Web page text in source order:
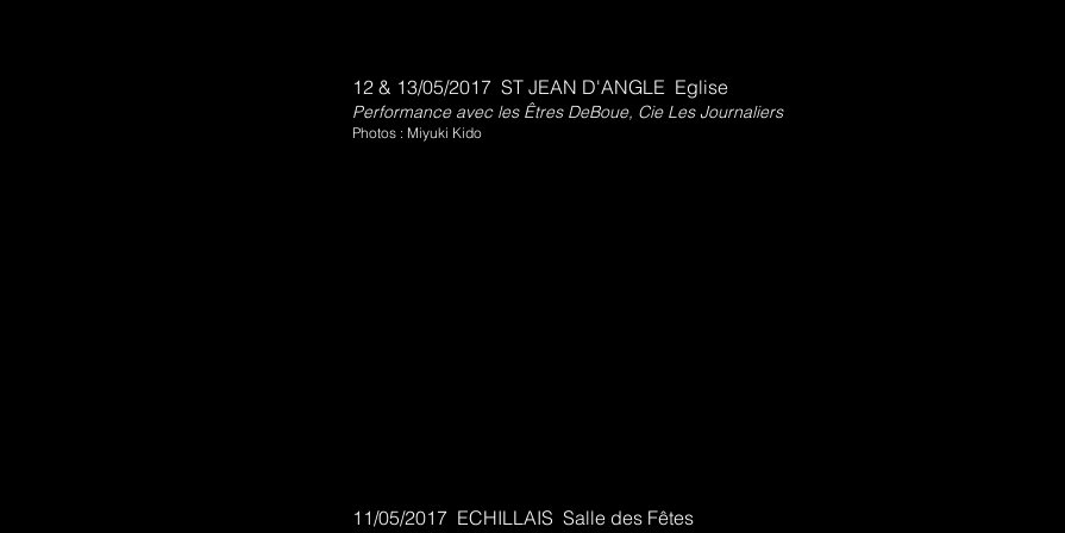
12 & 13/05/2017 ST JEAN D'ANGLE Eglise
Performance avec les Êtres DeBoue, Cie Les Journaliers
Photos : Miyuki Kido
11/05/2017 ECHILLAIS Salle des Fêtes